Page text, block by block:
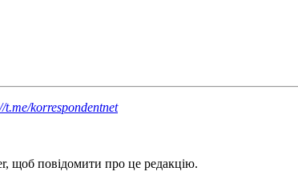
t.me/korrespondentnet
щоб повідомити про це редакцію.